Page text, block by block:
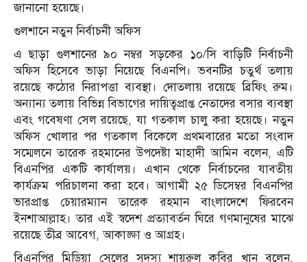
জানানো হয়েছে।
গুলশানে নতুন নির্বাচনী অফিস
এ ছাড়া গুলশানের ৯০ নম্বর সড়কের ১০/সি বাড়িটি নির্বাচনী
অফিস হিসেবে ভাড়া নিয়েছে বিএনপি। ভবনটির চতুর্থ তলায়
রয়েছে কঠোর নিরাপত্তা ব্যবস্থা। দোতলায় রয়েছে ব্রিফিং রুম।
অন্যান্য তলায় বিভিন্ন বিভাগের দায়িত্বপ্রাপ্ত নেতাদের বসার ব্যবস্থা
এবং গবেষণা সেল রয়েছে, যা গতকাল চালু করা হয়েছে। নতুন
অফিস খোলার পর গতকাল বিকেলে প্রথমবারের মতো সংবাদ
সম্মেলনে তারেক রহমানের উপদেষ্টা মাহাদী আমিন বলেন, এটি
বিএনপির একটি কার্যালয়। এখান থেকে নির্বাচনের যাবতীয়
কার্যক্রম পরিচালনা করা হবে। আগামী ২৫ ডিসেম্বর বিএনপির
ভারপ্রাপ্ত চেয়ারম্যান তারেক রহমান বাংলাদেশে ফিরবেন
ইনশাআল্লাহ। তার এই স্বদেশ প্রত্যাবর্তন ঘিরে গণমানুষের মাঝে
রয়েছে তীব্র আবেগ, আকাঙ্ক্ষা ও আগ্রহ।
বিএনপির মিডিয়া সেলের সদস্য শায়রুল কবির খান বলেন,